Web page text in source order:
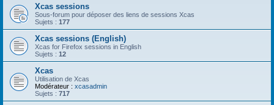
Xcas sessions
Sous-forum pour déposer des liens de sessions Xcas
Sujets : 177
Xcas sessions (English)
Xcas for Firefox sessions in English
Sujets : 12
Xcas
Utilisation de Xcas
Modérateur : xcasadmin
Sujets : 717